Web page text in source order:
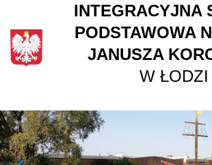
INTEGRACYJNA
PODSTAWOWA
JANUSZA
W ŁODZI